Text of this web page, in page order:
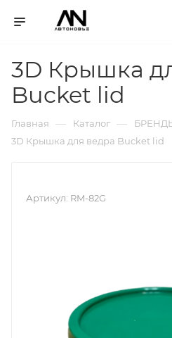
3D Крышка
Bucket lid
Главная — Каталог —
3D Крышка для ведра Bucket lid
Артикул: RM-82G